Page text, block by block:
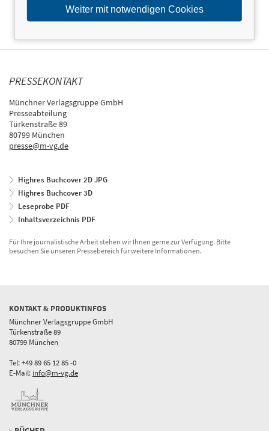
PRESSEKONTAKT
Münchner Verlagsgruppe GmbH
Presseabteilung
Türkenstraße 89
80799 München
presse@m-vg.de
Highres Buchcover 2D JPG
Highres Buchcover 3D
Leseprobe PDF
Inhaltsverzeichnis PDF
Für Ihre journalistische Arbeit stehen wir Ihnen gerne zur Verfügung. Bitte
besuchen Sie unseren Pressebereich für weitere Informationen.
KONTAKT & PRODUKTINFOS
Münchner Verlagsgruppe GmbH
Türkenstraße 89
80799 München
Tel: +49 89 65 12 85 -0
E-Mail: info@m-vg.de
Weiter mit notwendigen Cookies